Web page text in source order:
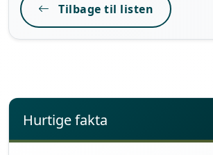
Tilbage til listen
Hurtige fakta